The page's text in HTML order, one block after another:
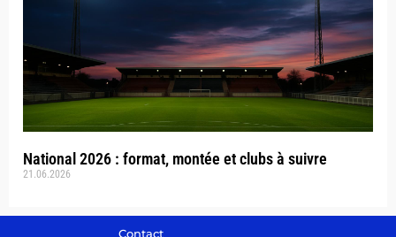
National 2026 : format, montée et clubs à suivre
21.06.2026
Contact